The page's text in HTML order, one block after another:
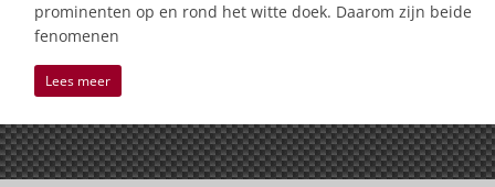
prominenten op en rond het witte doek. Daarom zijn beide
fenomenen
Lees meer